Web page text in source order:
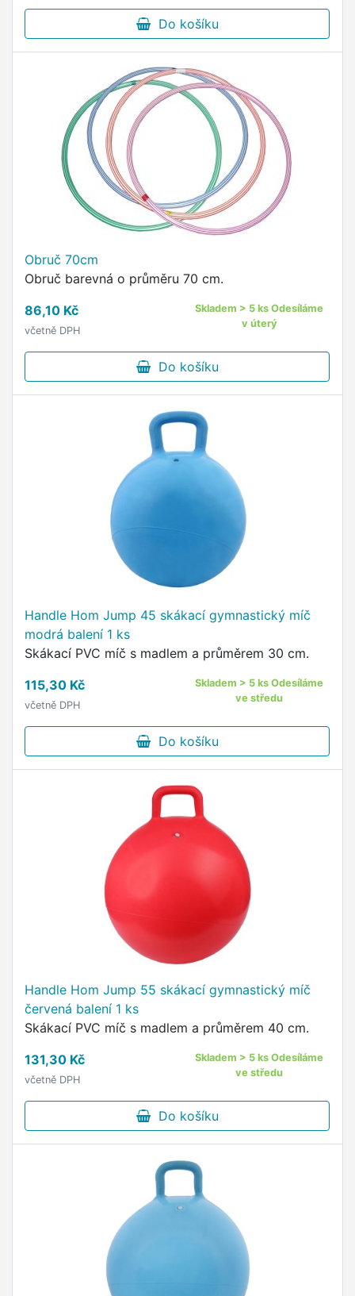
Do košíku
Obruč 70cm
Obruč barevná o průměru 70 cm.
86,10 Kč
včetně DPH
Skladem > 5 ks Odesíláme
v úterý
Do košíku
Handle Hom Jump 45 skákací gymnastický míč
modrá balení 1 ks
Skákací PVC míč s madlem a průměrem 30 cm.
115,30 Kč
včetně DPH
Skladem > 5 ks Odesíláme
ve středu
Do košíku
Handle Hom Jump 55 skákací gymnastický míč
červená balení 1 ks
Skákací PVC míč s madlem a průměrem 40 cm.
131,30 Kč
včetně DPH
Skladem > 5 ks Odesíláme
ve středu
Do košíku